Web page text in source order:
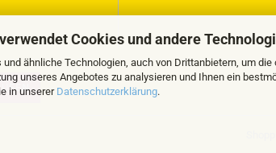
Cookies und andere
und ähnliche Technologien, auch von Drittanbietern, um
unseres Angebotes zu analysieren und Ihnen ein
in unserer Datenschutzerklärung.